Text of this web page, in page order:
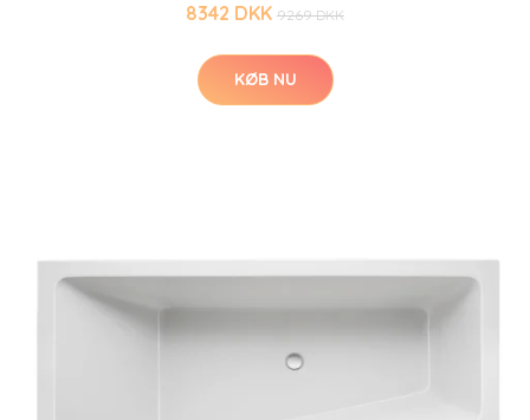
8342 DKK 9269 DKK
KØB NU